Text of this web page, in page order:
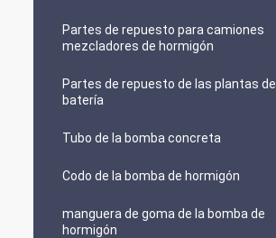
Partes de repuesto para camiones
mezcladores de hormigón
Partes de repuesto de las plantas de
batería
Tubo de la bomba concreta
Codo de la bomba de hormigón
manguera de goma de la bomba de
hormigón